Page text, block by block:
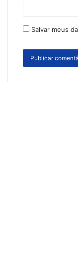
Salvar meus